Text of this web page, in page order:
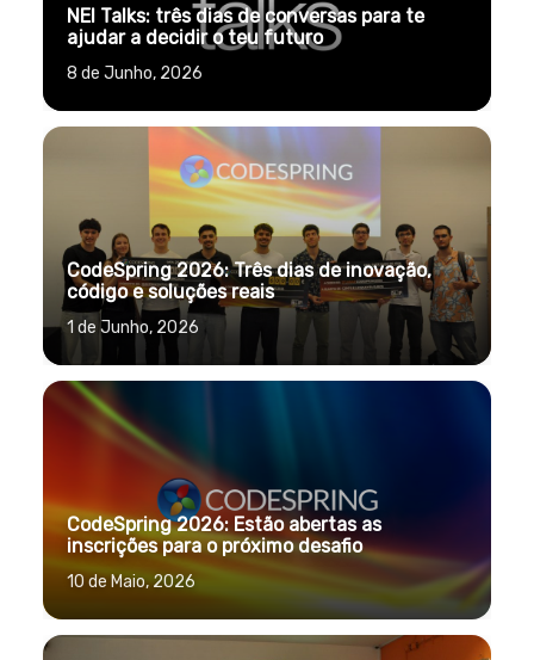
NEI Talks: três dias de conversas para te
ajudar a decidir o teu futuro
8 de Junho, 2026
CodeSpring 2026: Três dias de inovação,
código e soluções reais
1 de Junho, 2026
CodeSpring 2026: Estão abertas as
inscrições para o próximo desafio
10 de Maio, 2026